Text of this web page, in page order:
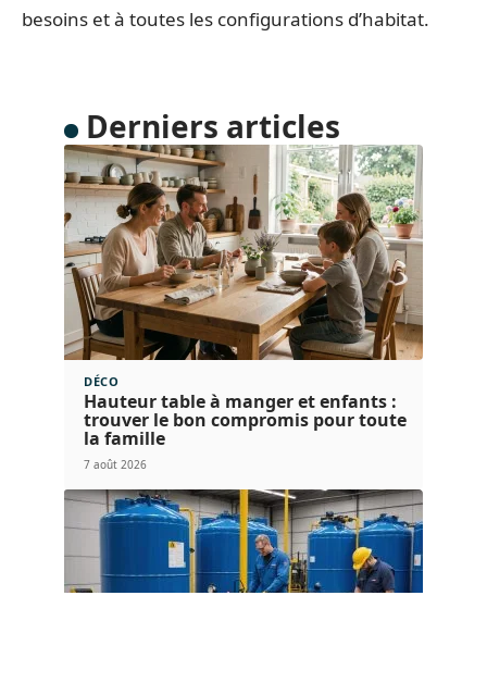
besoins et à toutes les configurations d’habitat.
Derniers articles
DÉCO
Hauteur table à manger et enfants :
trouver le bon compromis pour toute
la famille
7 août 2026